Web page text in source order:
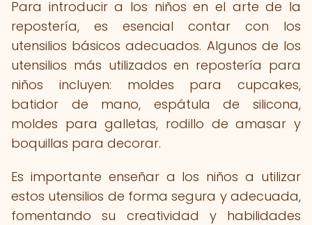
Para introducir a los niños en el arte de la
repostería, es esencial contar con los
utensilios básicos adecuados. Algunos de los
utensilios más utilizados en repostería para
niños incluyen: moldes para cupcakes,
batidor de mano, espátula de silicona,
moldes para galletas, rodillo de amasar y
boquillas para decorar.
Es importante enseñar a los niños a utilizar
estos utensilios de forma segura y adecuada,
fomentando su creatividad y habilidades